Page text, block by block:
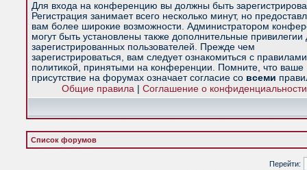
Для входа на конференцию вы должны быть
Регистрация занимает всего несколько минут, но
вам более широкие возможности. Администратором
могут быть установлены также дополнительные привилегии
зарегистрированных пользователей. Прежде чем
зарегистрироваться, вам следует ознакомиться с
политикой, принятыми на конференции. Помните, что ваше
присутствие на форумах означает согласие со всеми
Общие правила| Соглашение о конфиденциальности
Список форумов
Перейти: